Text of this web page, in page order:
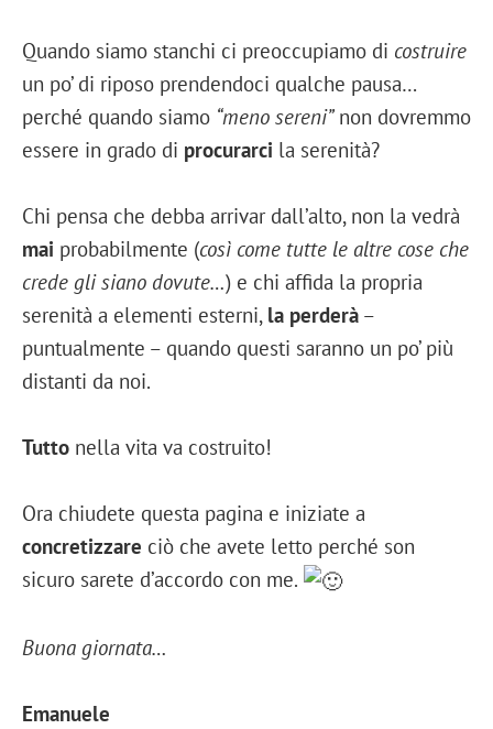
Quando siamo stanchi ci preoccupiamo di costruire
un po’ di riposo prendendoci qualche pausa…
perché quando siamo “meno sereni”non dovremmo
essere in grado di procurarci la serenità?
Chi pensa che debba arrivar dall’alto, non la vedrà
mai probabilmente (così come tutte le altre cose che
crede gli siano dovute…) e chi affida la propria
serenità a elementi esterni, la perderà –
puntualmente – quando questi saranno un po’ più
distanti da noi.
Tutto nella vita va costruito!
Ora chiudete questa pagina e iniziate a
concretizzare ciò che avete letto perché son
sicuro sarete d’accordo con me.
Buona giornata…
Emanuele